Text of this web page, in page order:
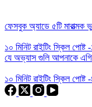
ফেসবুক অ্যাডে ৫টি মারাত্মক
১০ মিনিট রাইটিং স্কিল পোষ্ট
যে অভ্যাস গুলি আপনাকে
১০ মিনিট রাইটিং স্কিল পোষ্ট